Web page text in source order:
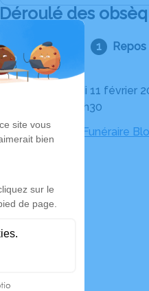
Déroulé des
2023 à 09h30
Chambre Funéraire